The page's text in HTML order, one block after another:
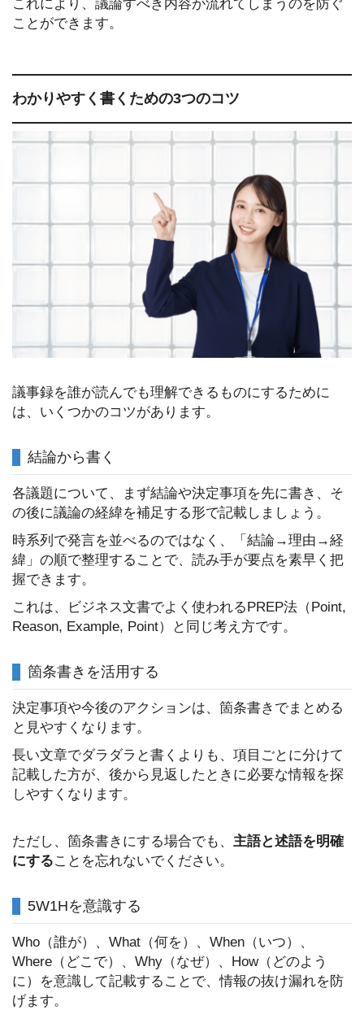
これにより、議論すべき内容が流れてしまうのを防ぐ
ことができます。
わかりやすく書くための3つのコツ
議事録を誰が読んでも理解できるものにするために
は、いくつかのコツがあります。
結論から書く
各議題について、まず結論や決定事項を先に書き、そ
の後に議論の経緯を補足する形で記載しましょう。
時系列で発言を並べるのではなく、「結論→理由→経
緯」の順で整理することで、読み手が要点を素早く把
握できます。
これは、ビジネス文書でよく使われるPREP法（Point,
Reason, Example, Point）と同じ考え方です。
箇条書きを活用する
決定事項や今後のアクションは、箇条書きでまとめる
と見やすくなります。
長い文章でダラダラと書くよりも、項目ごとに分けて
記載した方が、後から見返したときに必要な情報を探
しやすくなります。
ただし、箇条書きにする場合でも、 主語と述語を明確
にする ことを忘れないでください。
5W1Hを意識する
Who（誰が）、What（何を）、When（いつ）、
Where（どこで）、Why（なぜ）、How（どのよう
に）を意識して記載することで、情報の抜け漏れを防
げます。